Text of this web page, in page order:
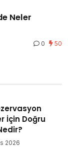
Neler
0 50
İçin Doğru
2026